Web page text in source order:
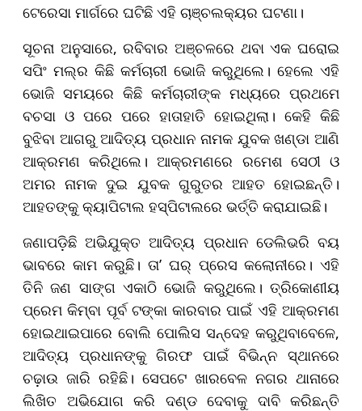
ଟେରେସା ମାର୍ଗରେ ଘଟିଛି ଏହି ଚାଞ୍ଚଲକ୍ୟର ଘଟଣା।
ସୂଚନା ଅନୁସାରେ, ରବିବାର ଅଞ୍ଚଳରେ ଥବା ଏକ ଘରୋଇ
ସପିଂ ମଲ୍‌ର କିଛି କର୍ମଚାରୀ ଭୋଜି କରୁଥିଲେ। ହେଲେ ଏହି
ଭୋଜି ସମୟରେ କିଛି କର୍ମଚାରୀଙ୍କ ମଧ୍ୟରେ ପ୍ରଥମେ
ବଚସା ଓ ପରେ ପରେ ହାତାହାତି ହୋଇଥିଲା। କେହି କିଛି
ବୁଝିବା ଆଗରୁ ଆଦିତ୍ୟ ପ୍ରଧାନ ନାମକ ଯୁବକ ଖଣ୍ଡା ଆଣି
ଆକ୍ରମଣ କରିଥିଲେ। ଆକ୍ରମଣରେ ରମେଶ ସେଠୀ ଓ
ଅମର ନାମକ ଦୁଇ ଯୁବକ ଗୁରୁତର ଆହତ ହୋଇଛନ୍ତି।
ଆହତଙ୍କୁ କ୍ୟାପିଟାଲ ହସ୍ପିଟାଲରେ ଭର୍ତ୍ତି କରାଯାଇଛି।
ଜଣାପଡ଼ିଛି ଅଭିଯୁକ୍ତ ଆଦିତ୍ୟ ପ୍ରଧାନ ଡେଲିଭରି ବୟ
ଭାବରେ କାମ କରୁଛି। ତା’ ଘର୍ ପ୍ରେସ କଲୋନୀରେ। ଏହି
ତିନି ଜଣ ସାଙ୍ଗ ଏକାଠି ଭୋଜି କରୁଥିଲେ। ତ୍ରିକୋଣୀୟ
ପ୍ରେମ କିମ୍ବା ପୂର୍ବ ଟଙ୍କା କାରବାର ପାଇଁ ଏହି ଆକ୍ରମଣ
ହୋଇଥାଇପାରେ ବୋଲି ପୋଲିସ ସନ୍ଦେହ କରୁଥିବାବେଳେ,
ଆଦିତ୍ୟ ପ୍ରଧାନଙ୍କୁ ଗିରଫ ପାଇଁ ବିଭିନ୍ନ ସ୍ଥାନରେ
ଚଢ଼ାଉ ଜାରି ରହିଛି। ସେପଟେ ଖାରବେଳ ନଗର ଥାନାରେ
ଲିଖିତ ଅଭିଯୋଗ କରି ଦଣ୍ଡ ଦେବାକୁ ଦାବି କରିଛନ୍ତି